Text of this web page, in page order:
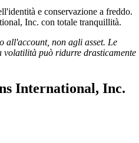
e conservazione a freddo.
Inc. con totale tranquillità.
all'account, non agli asset. Le
volatilità può ridurre drasticamente
International, Inc.